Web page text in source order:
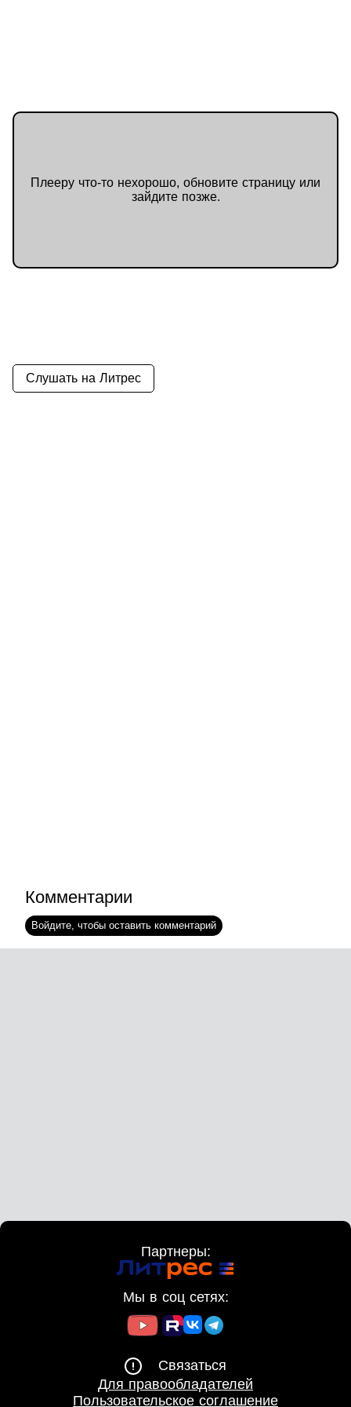
Плееру что-то нехорошо, обновите страницу или
зайдите позже.
Слушать на Литрес
Комментарии
Войдите, чтобы оставить комментарий
Партнеры:
Мы в соц сетях:
Связаться
Для правообладателей
Пользовательское соглашение